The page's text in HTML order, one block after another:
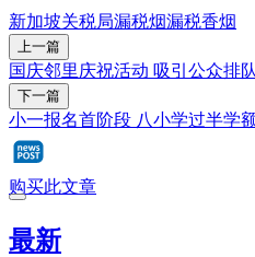
新加坡关税局漏税烟漏税香烟
上一篇
国庆邻里庆祝活动 吸引公众排
下一篇
小一报名首阶段 八小学过半学
购买此文章
最新